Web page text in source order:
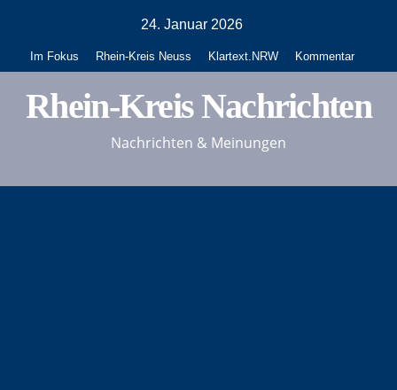
springen
24. Januar 2026
Im Fokus Rhein-Kreis Neuss Klartext.NRW Kommentar
Rhein-Kreis Nachrichten
Nachrichten & Meinungen